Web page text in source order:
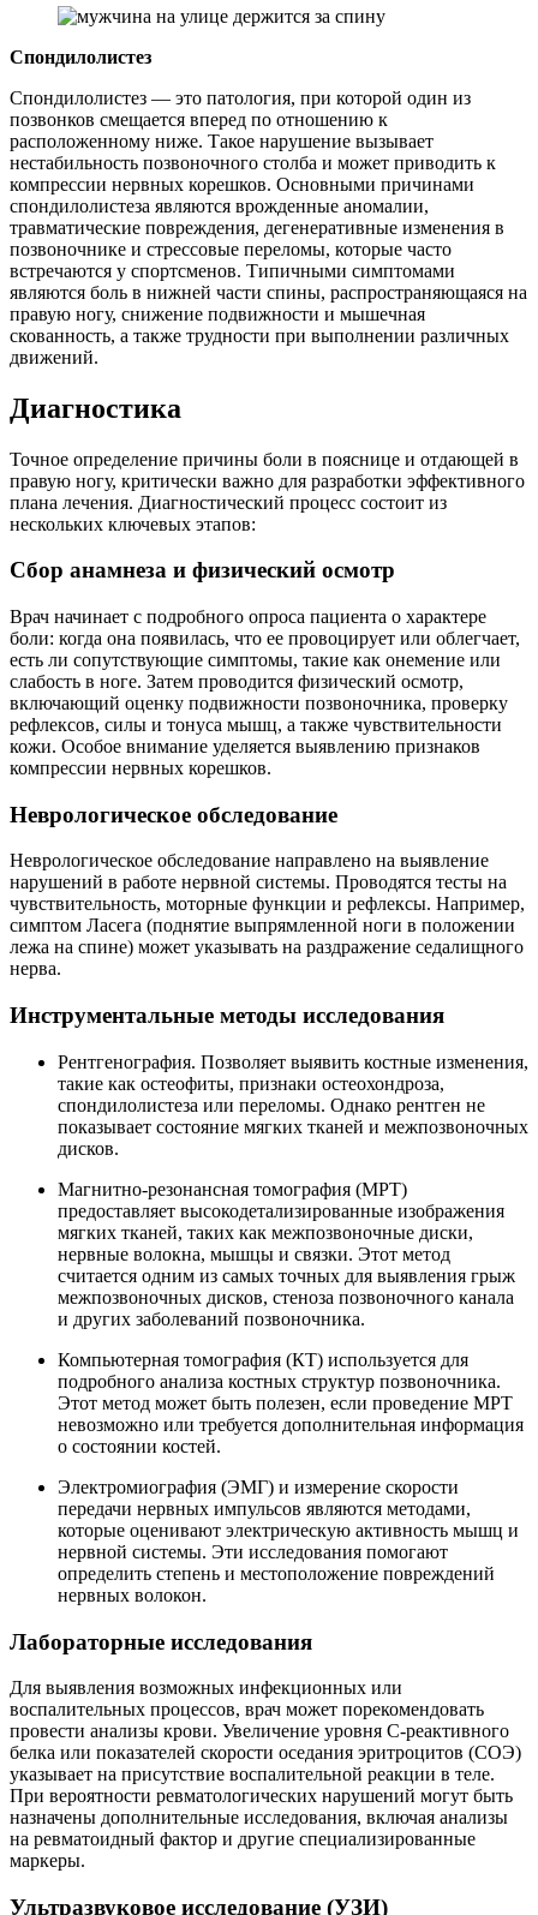
Спондилолистез
Спондилолистез — это патология, при которой один из
позвонков смещается вперед по отношению к
расположенному ниже. Такое нарушение вызывает
нестабильность позвоночного столба и может приводить к
компрессии нервных корешков. Основными причинами
спондилолистеза являются врожденные аномалии,
травматические повреждения, дегенеративные изменения в
позвоночнике и стрессовые переломы, которые часто
встречаются у спортсменов. Типичными симптомами
являются боль в нижней части спины, распространяющаяся на
правую ногу, снижение подвижности и мышечная
скованность, а также трудности при выполнении различных
движений.
Диагностика
Точное определение причины боли в пояснице и отдающей в
правую ногу, критически важно для разработки эффективного
плана лечения. Диагностический процесс состоит из
нескольких ключевых этапов:
Сбор анамнеза и физический осмотр
Врач начинает с подробного опроса пациента о характере
боли: когда она появилась, что ее провоцирует или облегчает,
есть ли сопутствующие симптомы, такие как онемение или
слабость в ноге. Затем проводится физический осмотр,
включающий оценку подвижности позвоночника, проверку
рефлексов, силы и тонуса мышц, а также чувствительности
кожи. Особое внимание уделяется выявлению признаков
компрессии нервных корешков.
Неврологическое обследование
Неврологическое обследование направлено на выявление
нарушений в работе нервной системы. Проводятся тесты на
чувствительность, моторные функции и рефлексы. Например,
симптом Ласега (поднятие выпрямленной ноги в положении
лежа на спине) может указывать на раздражение седалищного
нерва.
Инструментальные методы исследования
Рентгенография. Позволяет выявить костные изменения,
такие как остеофиты, признаки остеохондроза,
спондилолистеза или переломы. Однако рентген не
показывает состояние мягких тканей и межпозвоночных
дисков.
Магнитно-резонансная томография (МРТ)
предоставляет высокодетализированные изображения
мягких тканей, таких как межпозвоночные диски,
нервные волокна, мышцы и связки. Этот метод
считается одним из самых точных для выявления грыж
межпозвоночных дисков, стеноза позвоночного канала
и других заболеваний позвоночника.
Компьютерная томография (КТ) используется для
подробного анализа костных структур позвоночника.
Этот метод может быть полезен, если проведение МРТ
невозможно или требуется дополнительная информация
о состоянии костей.
Электромиография (ЭМГ) и измерение скорости
передачи нервных импульсов являются методами,
которые оценивают электрическую активность мышц и
нервной системы. Эти исследования помогают
определить степень и местоположение повреждений
нервных волокон.
Лабораторные исследования
Для выявления возможных инфекционных или
воспалительных процессов, врач может порекомендовать
провести анализы крови. Увеличение уровня С-реактивного
белка или показателей скорости оседания эритроцитов (СОЭ)
указывает на присутствие воспалительной реакции в теле.
При вероятности ревматологических нарушений могут быть
назначены дополнительные исследования, включая анализы
на ревматоидный фактор и другие специализированные
маркеры.
Ультразвуковое исследование (УЗИ)